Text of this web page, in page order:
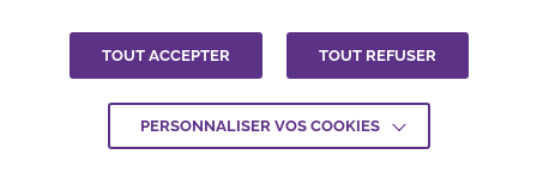
TOUT ACCEPTER TOUT REFUSER
PERSONNALISER VOS COOKIES